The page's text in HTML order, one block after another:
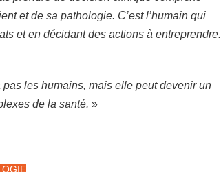
et de sa pathologie. C’est l’humain qui
et en décidant des actions à entreprendre.
les humains, mais elle peut devenir un
de la santé. »